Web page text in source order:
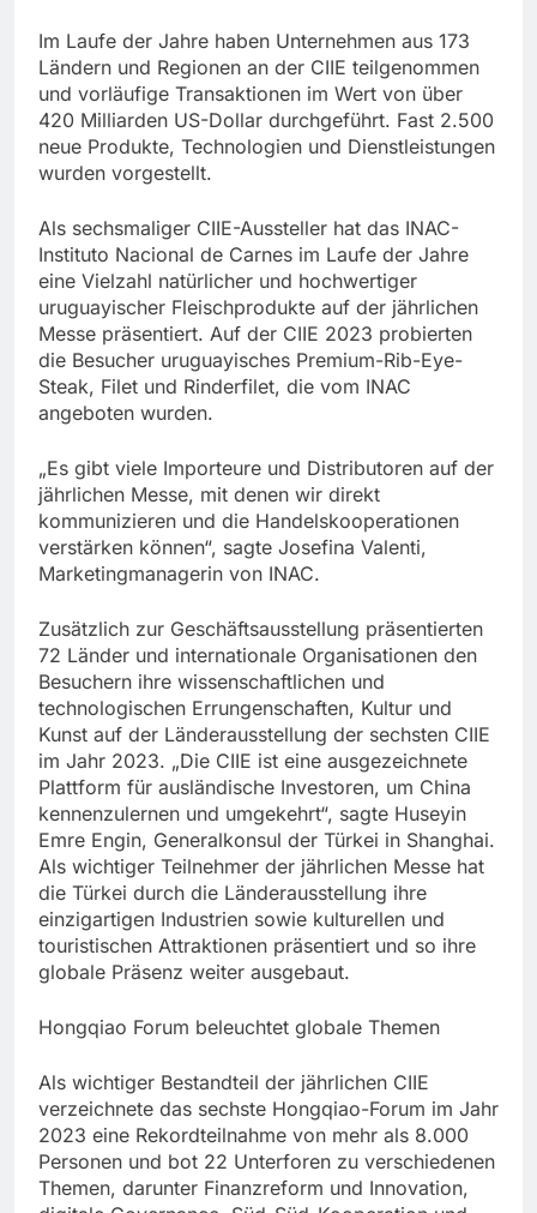
Im Laufe der Jahre haben Unternehmen aus 173
Ländern und Regionen an der CIIE teilgenommen
und vorläufige Transaktionen im Wert von über
420 Milliarden US-Dollar durchgeführt. Fast 2.500
neue Produkte, Technologien und Dienstleistungen
wurden vorgestellt.
Als sechsmaliger CIIE-Aussteller hat das INAC-
Instituto Nacional de Carnes im Laufe der Jahre
eine Vielzahl natürlicher und hochwertiger
uruguayischer Fleischprodukte auf der jährlichen
Messe präsentiert. Auf der CIIE 2023 probierten
die Besucher uruguayisches Premium-Rib-Eye-
Steak, Filet und Rinderfilet, die vom INAC
angeboten wurden.
„Es gibt viele Importeure und Distributoren auf der
jährlichen Messe, mit denen wir direkt
kommunizieren und die Handelskooperationen
verstärken können“, sagte Josefina Valenti,
Marketingmanagerin von INAC.
Zusätzlich zur Geschäftsausstellung präsentierten
72 Länder und internationale Organisationen den
Besuchern ihre wissenschaftlichen und
technologischen Errungenschaften, Kultur und
Kunst auf der Länderausstellung der sechsten CIIE
im Jahr 2023. „Die CIIE ist eine ausgezeichnete
Plattform für ausländische Investoren, um China
kennenzulernen und umgekehrt“, sagte Huseyin
Emre Engin, Generalkonsul der Türkei in Shanghai.
Als wichtiger Teilnehmer der jährlichen Messe hat
die Türkei durch die Länderausstellung ihre
einzigartigen Industrien sowie kulturellen und
touristischen Attraktionen präsentiert und so ihre
globale Präsenz weiter ausgebaut.
Hongqiao Forum beleuchtet globale Themen
Als wichtiger Bestandteil der jährlichen CIIE
verzeichnete das sechste Hongqiao-Forum im Jahr
2023 eine Rekordteilnahme von mehr als 8.000
Personen und bot 22 Unterforen zu verschiedenen
Themen, darunter Finanzreform und Innovation,